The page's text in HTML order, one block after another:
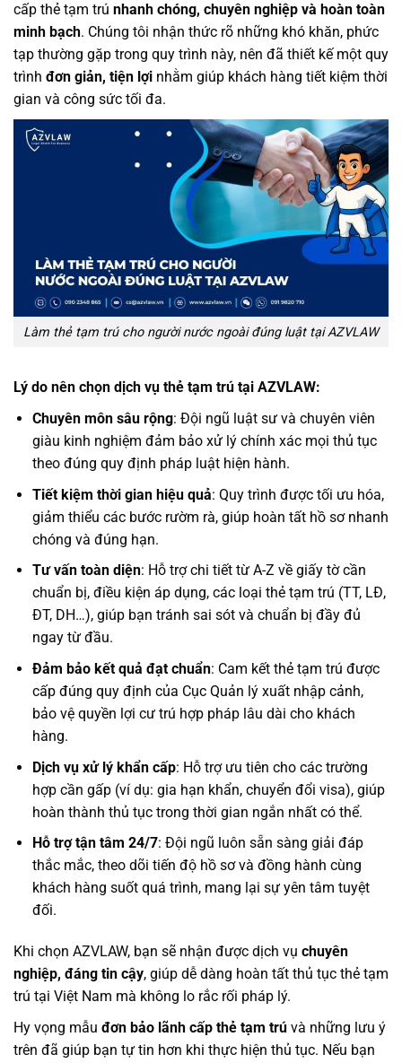
cấp thẻ tạm trú nhanh chóng, chuyên nghiệp và hoàn toàn
minh bạch. Chúng tôi nhận thức rõ những khó khăn, phức
tạp thường gặp trong quy trình này, nên đã thiết kế một quy
trình đơn giản, tiện lợi nhằm giúp khách hàng tiết kiệm thời
gian và công sức tối đa.
Làm thẻ tạm trú cho người nước ngoài đúng luật tại AZVLAW
Lý do nên chọn dịch vụ thẻ tạm trú tại AZVLAW:
Chuyên môn sâu rộng: Đội ngũ luật sư và chuyên viên
giàu kinh nghiệm đảm bảo xử lý chính xác mọi thủ tục
theo đúng quy định pháp luật hiện hành.
Tiết kiệm thời gian hiệu quả: Quy trình được tối ưu hóa,
giảm thiểu các bước rườm rà, giúp hoàn tất hồ sơ nhanh
chóng và đúng hạn.
Tư vấn toàn diện: Hỗ trợ chi tiết từ A-Z về giấy tờ cần
chuẩn bị, điều kiện áp dụng, các loại thẻ tạm trú (TT, LĐ,
ĐT, DH…), giúp bạn tránh sai sót và chuẩn bị đầy đủ
ngay từ đầu.
Đảm bảo kết quả đạt chuẩn: Cam kết thẻ tạm trú được
cấp đúng quy định của Cục Quản lý xuất nhập cảnh,
bảo vệ quyền lợi cư trú hợp pháp lâu dài cho khách
hàng.
Dịch vụ xử lý khẩn cấp: Hỗ trợ ưu tiên cho các trường
hợp cần gấp (ví dụ: gia hạn khẩn, chuyển đổi visa), giúp
hoàn thành thủ tục trong thời gian ngắn nhất có thể.
Hỗ trợ tận tâm 24/7: Đội ngũ luôn sẵn sàng giải đáp
thắc mắc, theo dõi tiến độ hồ sơ và đồng hành cùng
khách hàng suốt quá trình, mang lại sự yên tâm tuyệt
đối.
Khi chọn AZVLAW, bạn sẽ nhận được dịch vụ chuyên
nghiệp, đáng tin cậy, giúp dễ dàng hoàn tất thủ tục thẻ tạm
trú tại Việt Nam mà không lo rắc rối pháp lý.
Hy vọng mẫu đơn bảo lãnh cấp thẻ tạm trú và những lưu ý
trên đã giúp bạn tự tin hơn khi thực hiện thủ tục. Nếu bạn